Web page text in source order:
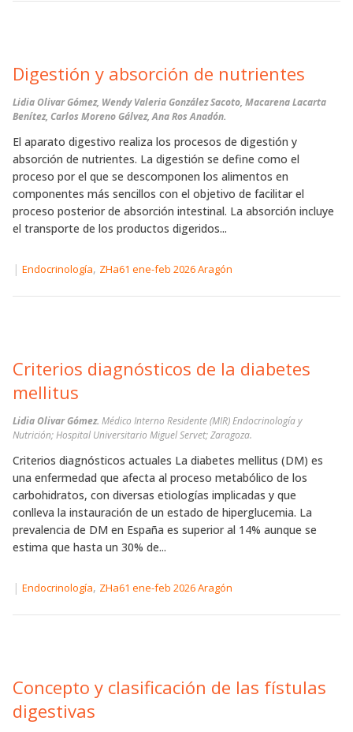
Digestión y absorción de nutrientes
Lidia Olivar Gómez, Wendy Valeria González Sacoto, Macarena Lacarta
Benítez, Carlos Moreno Gálvez, Ana Ros Anadón.
El aparato digestivo realiza los procesos de digestión y
absorción de nutrientes. La digestión se define como el
proceso por el que se descomponen los alimentos en
componentes más sencillos con el objetivo de facilitar el
proceso posterior de absorción intestinal. La absorción incluye
el transporte de los productos digeridos...
| Endocrinología, ZHa61 ene-feb 2026 Aragón
Criterios diagnósticos de la diabetes
mellitus
Lidia Olivar Gómez. Médico Interno Residente (MIR) Endocrinología y
Nutrición; Hospital Universitario Miguel Servet; Zaragoza.
Criterios diagnósticos actuales La diabetes mellitus (DM) es
una enfermedad que afecta al proceso metabólico de los
carbohidratos, con diversas etiologías implicadas y que
conlleva la instauración de un estado de hiperglucemia. La
prevalencia de DM en España es superior al 14% aunque se
estima que hasta un 30% de...
| Endocrinología, ZHa61 ene-feb 2026 Aragón
Concepto y clasificación de las fístulas
digestivas